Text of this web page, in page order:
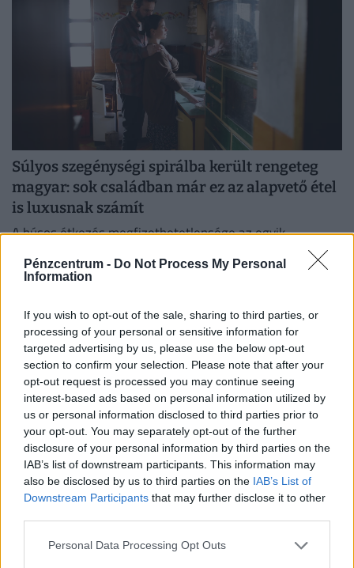
Pénzcentrum - Do Not Process My Personal
Information
If you wish to opt-out of the sale, sharing to third parties, or
processing of your personal or sensitive information for
targeted advertising by us, please use the below opt-out
section to confirm your selection. Please note that after your
opt-out request is processed you may continue seeing
interest-based ads based on personal information utilized by
us or personal information disclosed to third parties prior to
your opt-out. You may separately opt-out of the further
disclosure of your personal information by third parties on the
IAB’s list of downstream participants. This information may
also be disclosed by us to third parties on the IAB’s List of
Downstream Participants that may further disclose it to other
Personal Data Processing Opt Outs
Súlyos szegénységi spirálba került rengeteg
magyar: sok családban már ez az alapvető étel
is luxusnak számít
A húsos étkezés megfizethetetlensége az egyik
legfontosabb európai szegénységi mutató.
Ráfizetett, aki ma ebbe fektette a pénzét a
Budapesti Értéktőzsdén
A részvénypiac forgalma 19,7 milliárd forint volt, a
vezető részvények a Magyar Telekom kivételével